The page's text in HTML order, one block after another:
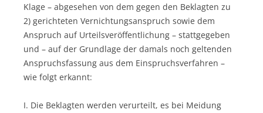
Klage – abgesehen von dem gegen den Beklagten zu
2) gerichteten Vernichtungsanspruch sowie dem
Anspruch auf Urteilsveröffentlichung – stattgegeben
und – auf der Grundlage der damals noch geltenden
Anspruchsfassung aus dem Einspruchsverfahren –
wie folgt erkannt:
I. Die Beklagten werden verurteilt, es bei Meidung